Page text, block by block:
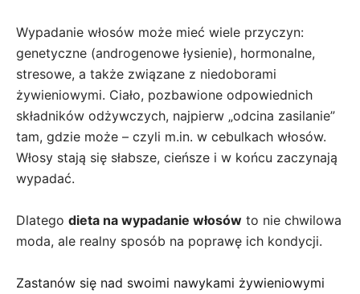
Wypadanie włosów może mieć wiele przyczyn:
genetyczne (androgenowe łysienie), hormonalne,
stresowe, a także związane z niedoborami
żywieniowymi. Ciało, pozbawione odpowiednich
składników odżywczych, najpierw „odcina zasilanie”
tam, gdzie może – czyli m.in. w cebulkach włosów.
Włosy stają się słabsze, cieńsze i w końcu zaczynają
wypadać.
Dlatego dieta na wypadanie włosów to nie chwilowa
moda, ale realny sposób na poprawę ich kondycji.
Zastanów się nad swoimi nawykami żywieniowymi